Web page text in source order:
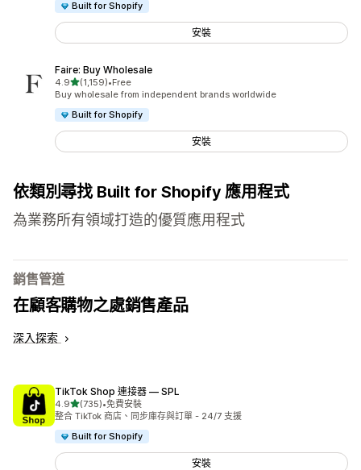
Built for Shopify
安裝
Faire: Buy Wholesale
4.9滿分 5 顆星
(1,159)
共有 1159 則評價
•Free
Buy wholesale from independent brands worldwide
Built for Shopify
安裝
依類別尋找 Built for Shopify 應用程式
為業務所有領域打造的優質應用程式
銷售管道
在顧客購物之處銷售產品
深入探索
TikTok Shop 連接器 — SPL
4.9滿分 5 顆星
(735)
共有 735 則評價
•免費安裝
整合 TikTok 商店、同步庫存與訂單 - 24/7 支援
Built for Shopify
安裝